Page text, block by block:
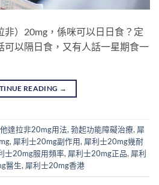
非）20mg，係咪可以日日食？定
可以隔日食，又有人話一星期食一
READING →
他達拉非20mg用法,勃起功能障礙治療, 犀
, 犀利士20mg副作用, 犀利士20mg幾耐
士20mg服用頻率, 犀利士20mg正品, 犀利
醫生, 犀利士20mg香港